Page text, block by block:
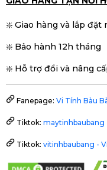
❇️ Giao hàng và lắp đặt
❇️ Bảo hành 12h tháng
❇️ Hỗ trợ đổi và nâng
Fanepage: Vi Tính Bàu
Tiktok: maytinhbaubang
Tiktok: vitinhbaubang -